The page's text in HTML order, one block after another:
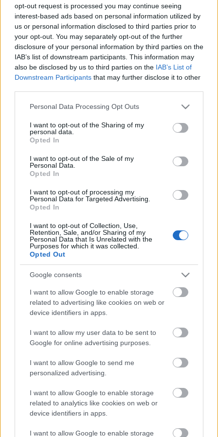
opt-out request is processed you may continue seeing
interest-based ads based on personal information utilized by
us or personal information disclosed to third parties prior to
your opt-out. You may separately opt-out of the further
disclosure of your personal information by third parties on the
IAB’s list of downstream participants. This information may
also be disclosed by us to third parties on the IAB’s List of
Downstream Participants that may further disclose it to other
Please note that this website/app uses one or more Google
not limited to your visit or usage behaviour. You may click to
grant or deny consent to Google and its third-party tags to
use your data for below specified purposes in below Google
consent section.
Personal Data Processing Opt Outs
I want to opt-out of the Sharing of my
personal data.
Opted In
I want to opt-out of the Sale of my
Personal Data.
Opted In
I want to opt-out of processing my
Personal Data for Targeted Advertising.
Opted In
I want to opt-out of Collection, Use,
Retention, Sale, and/or Sharing of my
Personal Data that Is Unrelated with the
Purposes for which it was collected.
Opted Out
Google consents
I want to allow Google to enable storage
related to advertising like cookies on web or
device identifiers in apps.
I want to allow my user data to be sent to
Google for online advertising purposes.
I want to allow Google to send me
personalized advertising.
I want to allow Google to enable storage
related to analytics like cookies on web or
device identifiers in apps.
I want to allow Google to enable storage
jotunder•2021. november 21.
"..... ami mögött az antikrisztianizmus és a
magyarellenes reflexek zsigeri beállítottsága van” –
mondta Semjén fajtestvér a kongresszuson.
Magyarországon az elmúlt százegynéhány évben az
antikrisztiánus magyargyűlölet zsigeri
beállítottsága a magamfajtákra vonatkozott. Bár
Schmidt Mária…
TGM, a nyomasztó szellemi fölény és
a Zombie Blues
A Magyar Filozófiai Társaság életmű díjat
adományozott Tamás Gáspár Miklósnak és Steiger
Kornélnak. " Nyomasztó szellemi fölényét akkor
is érezni kényszerülünk, ha aktuálisan éppen nem
TGM-ről. "Ha az efféle…
Lehetséges-e párbeszéd a
járványkezelésről?
jotunder 2021. november 17.
Magyar értelmiségiek, újságírók, tudományos
járványkezeléssel kapcsolatos párbeszéd
szükségességéről. Magyarországon gyakorlatilag
semmiről sem lehet párbeszédet folytatni, de a
koronavírus-járvánnyal kapcsolatban olyan
indulatok keletkeztek pro és…
Mi a baj Demeter Szilárddal...